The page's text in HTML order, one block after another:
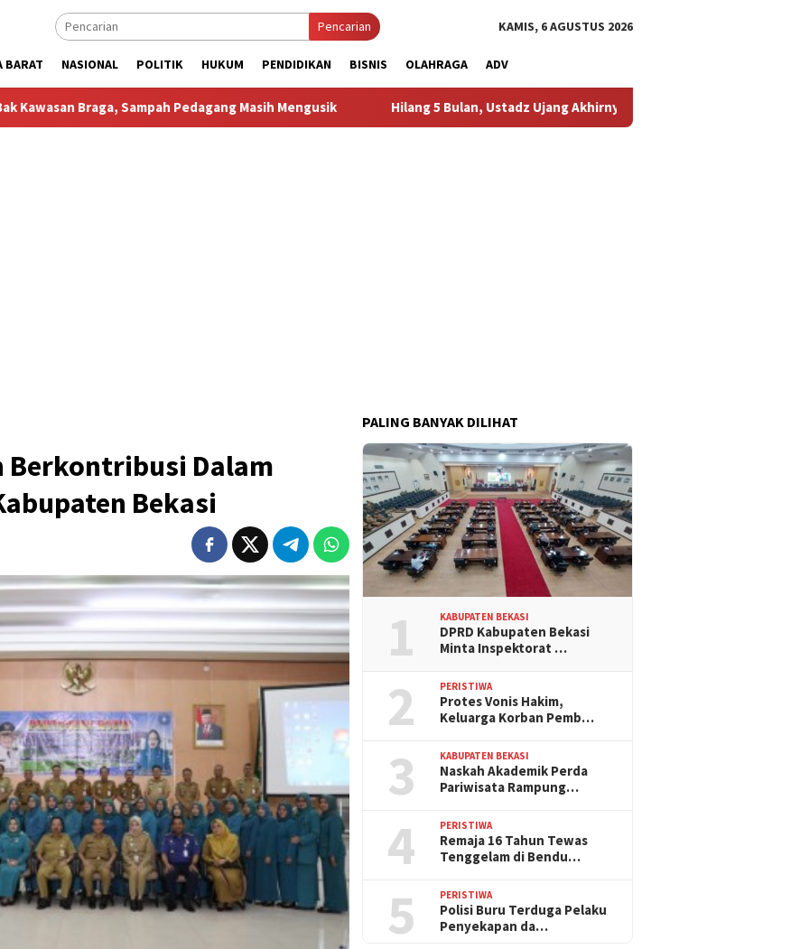
Pencarian KAMIS, 6 AGUSTUS 2026
BARAT NASIONAL POLITIK HUKUM PENDIDIKAN BISNIS OLAHRAGA ADV
Sampah Pedagang Masih Mengusik Hilang 5 Bulan, Ustadz Ujang Akhirnya Kembali Melihat Motor Kesayangannya
Berkontribusi Dalam
Bekasi
PALING BANYAK DILIHAT
1 KABUPATEN BEKASI
DPRD Kabupaten Bekasi
Minta Inspektorat …
2 PERISTIWA
Protes Vonis Hakim,
Keluarga Korban Pemb…
3 KABUPATEN BEKASI
Naskah Akademik Perda
Pariwisata Rampung…
4 PERISTIWA
Remaja 16 Tahun Tewas
Tenggelam di Bendu…
5 PERISTIWA
Polisi Buru Terduga Pelaku
Penyekapan da…